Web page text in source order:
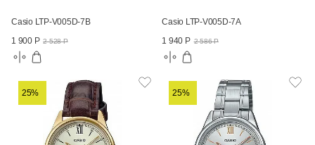
Casio LTP-V005D-7B
1 900 Р 2 528 Р
Casio LTP-V005D-7A
1 940 Р 2 586 Р
25% 25%